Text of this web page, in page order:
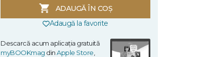
ADAUGĂ ÎN COȘ
Adaugă la favorite
Descarcă acum aplicația gratuită
myBOOKmag dinApple Store